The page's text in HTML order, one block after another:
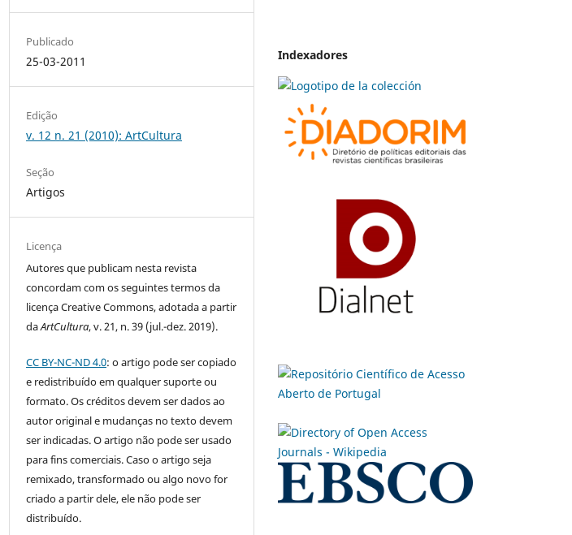
Publicado
25-03-2011
Edição
v. 12 n. 21 (2010): ArtCultura
Seção
Artigos
Licença
Autores que publicam nesta revista
concordam com os seguintes termos da
licença Creative Commons, adotada a partir
daArtCultura, v. 21, n. 39 (jul.-dez. 2019).
CC BY-NC-ND 4.0: o artigo pode ser copiado
e redistribuído em qualquer suporte ou
formato. Os créditos devem ser dados ao
autor original e mudanças no texto devem
ser indicadas. O artigo não pode ser usado
para fins comerciais. Caso o artigo seja
remixado, transformado ou algo novo for
criado a partir dele, ele não pode ser
distribuído.
Indexadores